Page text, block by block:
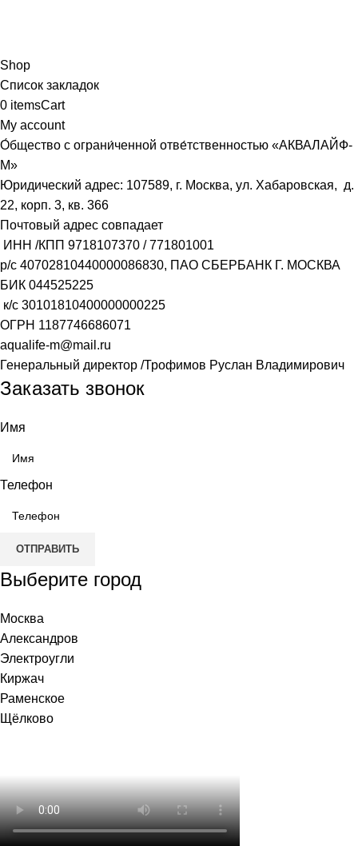
Shop
Список закладок
0 itemsCart
My account
О́бщество с ограни́ченной отве́тственностью «АКВАЛАЙФ-
М»
Юридический адрес: 107589, г. Москва, ул. Хабаровская, д.
22, корп. 3, кв. 366
Почтовый адрес совпадает
ИНН /КПП 9718107370 /771801001
р/с 40702810440000086830, ПАО СБЕРБАНК Г. МОСКВА
БИК 044525225
к/с 30101810400000000225
ОГРН 1187746686071
aqualife-m@mail.ru
Генеральный директор /Трофимов Руслан Владимирович
Заказать звонок
Имя
Телефон
ОТПРАВИТЬ
Выберите город
Москва
Александров
Электроугли
Киржач
Раменское
Щёлково